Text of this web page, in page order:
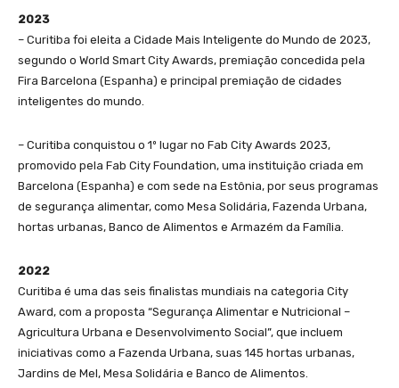
2023
– Curitiba foi eleita a Cidade Mais Inteligente do Mundo de 2023,
segundo o World Smart City Awards, premiação concedida pela
Fira Barcelona (Espanha) e principal premiação de cidades
inteligentes do mundo.
– Curitiba conquistou o 1º lugar no Fab City Awards 2023,
promovido pela Fab City Foundation, uma instituição criada em
Barcelona (Espanha) e com sede na Estônia, por seus programas
de segurança alimentar, como Mesa Solidária, Fazenda Urbana,
hortas urbanas, Banco de Alimentos e Armazém da Família.
2022
Curitiba é uma das seis finalistas mundiais na categoria City
Award, com a proposta “Segurança Alimentar e Nutricional –
Agricultura Urbana e Desenvolvimento Social”, que incluem
iniciativas como a Fazenda Urbana, suas 145 hortas urbanas,
Jardins de Mel, Mesa Solidária e Banco de Alimentos.